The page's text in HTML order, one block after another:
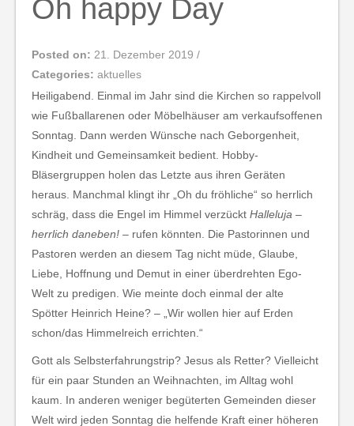
Oh happy Day
Posted on: 21. Dezember 2019 /
Categories: aktuelles
Heiligabend. Einmal im Jahr sind die Kirchen so rappelvoll
wie Fußballarenen oder Möbelhäuser am verkaufsoffenen
Sonntag. Dann werden Wünsche nach Geborgenheit,
Kindheit und Gemeinsamkeit bedient. Hobby-
Bläsergruppen holen das Letzte aus ihren Geräten
heraus. Manchmal klingt ihr „Oh du fröhliche“ so herrlich
schräg, dass die Engel im Himmel verzückt Halleluja –
herrlich daneben! – rufen könnten. Die Pastorinnen und
Pastoren werden an diesem Tag nicht müde, Glaube,
Liebe, Hoffnung und Demut in einer überdrehten Ego-
Welt zu predigen. Wie meinte doch einmal der alte
Spötter Heinrich Heine? – „Wir wollen hier auf Erden
schon/das Himmelreich errichten.“
Gott als Selbsterfahrungstrip? Jesus als Retter? Vielleicht
für ein paar Stunden an Weihnachten, im Alltag wohl
kaum. In anderen weniger begüterten Gemeinden dieser
Welt wird jeden Sonntag die helfende Kraft einer höheren